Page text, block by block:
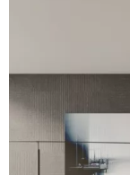
A 39F